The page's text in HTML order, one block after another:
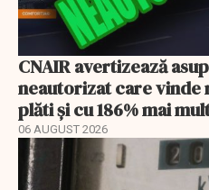
CNAIR avertizează
neautorizat care
plăti și cu 186% mai
06 AUGUST 2026